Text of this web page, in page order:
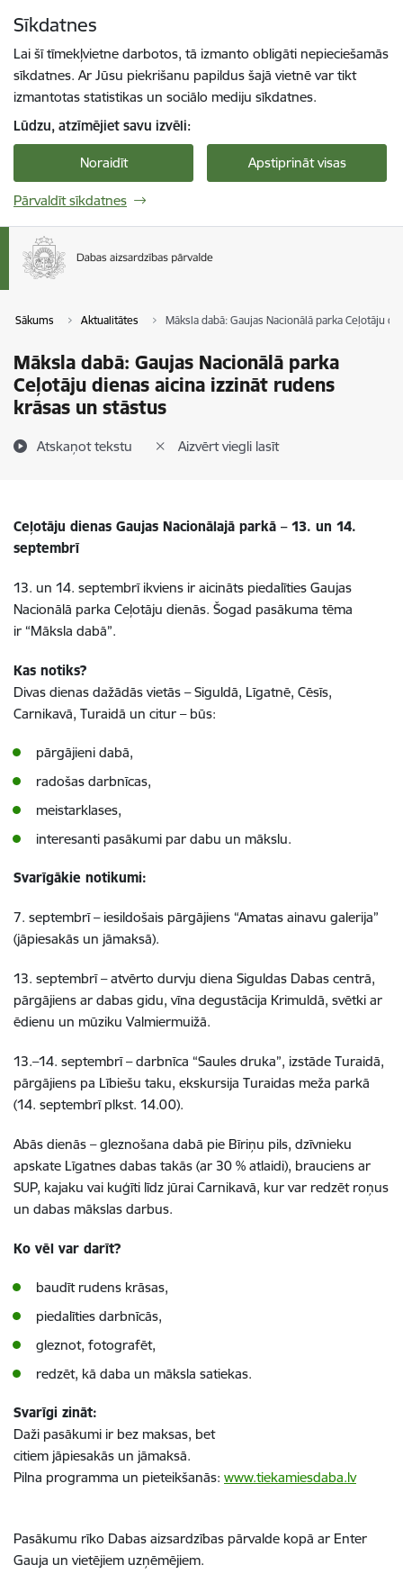
Sīkdatnes
Lai šī tīmekļvietne darbotos, tā izmanto obligāti nepieciešamās
sīkdatnes. Ar Jūsu piekrišanu papildus šajā vietnē var tikt
izmantotas statistikas un sociālo mediju sīkdatnes.
Lūdzu, atzīmējiet savu izvēli:
Noraidīt Apstiprināt visas
Pārvaldīt sīkdatnes
Sākums Aktualitātes Māksla dabā: Gaujas Nacionālā parka Ceļotāju
Māksla dabā: Gaujas Nacionālā parka
Ceļotāju dienas aicina izzināt rudens
krāsas un stāstus
Atskaņot tekstu Aizvērt viegli lasīt
Ceļotāju dienas Gaujas Nacionālajā parkā – 13. un 14.
septembrī
13. un 14. septembrī ikviens ir aicināts piedalīties Gaujas
Nacionālā parka Ceļotāju dienās. Šogad pasākuma tēma
ir “Māksla dabā”.
Kas notiks?
Divas dienas dažādās vietās – Siguldā, Līgatnē, Cēsīs,
Carnikavā, Turaidā un citur – būs:
pārgājieni dabā,
radošas darbnīcas,
meistarklases,
interesanti pasākumi par dabu un mākslu.
Svarīgākie notikumi:
7. septembrī – iesildošais pārgājiens “Amatas ainavu galerija”
(jāpiesakās un jāmaksā).
13. septembrī – atvērto durvju diena Siguldas Dabas centrā,
pārgājiens ar dabas gidu, vīna degustācija Krimuldā, svētki ar
ēdienu un mūziku Valmiermuižā.
13.–14. septembrī – darbnīca “Saules druka”, izstāde Turaidā,
pārgājiens pa Lībiešu taku, ekskursija Turaidas meža parkā
(14. septembrī plkst. 14.00).
Abās dienās – gleznošana dabā pie Bīriņu pils, dzīvnieku
apskate Līgatnes dabas takās (ar 30 % atlaidi), brauciens ar
SUP, kajaku vai kuģīti līdz jūrai Carnikavā, kur var redzēt roņus
un dabas mākslas darbus.
Ko vēl var darīt?
baudīt rudens krāsas,
piedalīties darbnīcās,
gleznot, fotografēt,
redzēt, kā daba un māksla satiekas.
Svarīgi zināt:
Daži pasākumi ir bez maksas, bet
citiem jāpiesakās un jāmaksā.
Pilna programma un pieteikšanās: www.tiekamiesdaba.lv
Pasākumu rīko Dabas aizsardzības pārvalde kopā ar Enter
Gauja un vietējiem uzņēmējiem.